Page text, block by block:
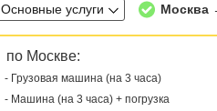
Основные услуги Москва
по Москве:
- Грузовая машина (на 3 часа)
- Машина (на 3 часа) + погрузка